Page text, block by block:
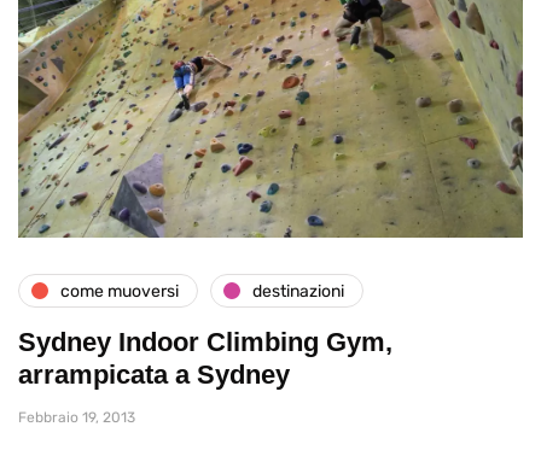
come muoversi destinazioni
Sydney Indoor Climbing Gym,
arrampicata a Sydney
Febbraio 19, 2013